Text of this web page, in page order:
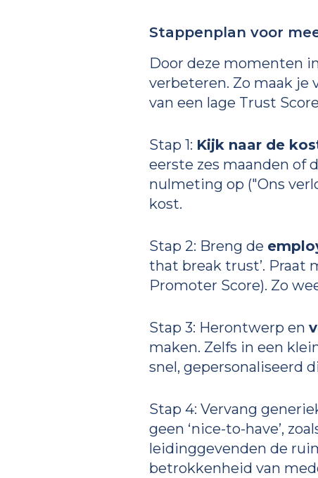
Stappenplan voor
Door deze momenten
verbeteren. Zo maak je
van een lage Trust
Stap 1: Kijk naar de
eerste zes maanden of
nulmeting op ("Ons
kost.
Stap 2: Breng de
that break trust’. Praat
Promoter Score). Zo
Stap 3: Herontwerp en
maken. Zelfs in een
snel, gepersonaliseerd
Stap 4: Vervang
geen ‘nice-to-have’,
leidinggevenden de
betrokkenheid van